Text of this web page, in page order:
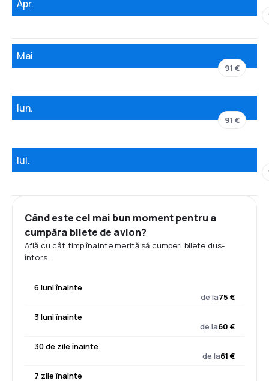
Apr.
Mai
91 €
Iun.
91 €
Iul.
Când este cel mai bun moment pentru a
cumpăra bilete de avion?
Află cu cât timp înainte merită să cumperi bilete dus-
întors.
6 luni înainte
de la75 €
3 luni înainte
de la60 €
30 de zile înainte
de la61 €
7 zile înainte